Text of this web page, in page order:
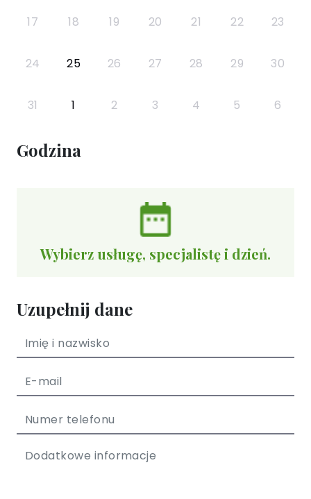
17 18 19 20 21 22 23
24 25 26 27 28 29 30
31 1 2 3 4 5 6
Godzina
Wybierz usługę, specjalistę i dzień.
Uzupełnij dane